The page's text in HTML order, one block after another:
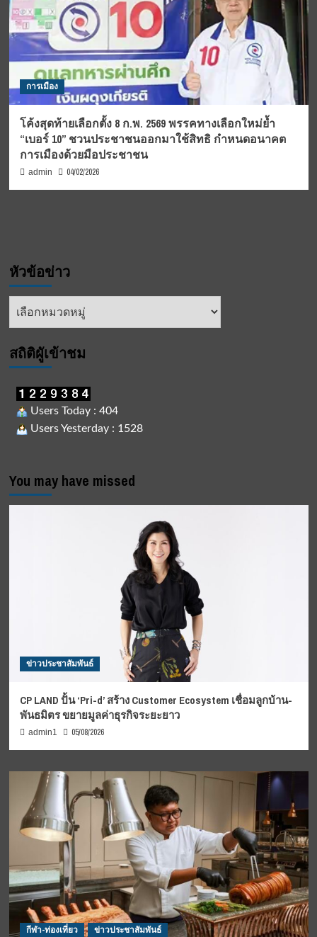
การเมือง
โค้งสุดท้ายเลือกตั้ง 8 ก.พ. 2569 พรรคทางเลือกใหม่ย้ำ
“เบอร์ 10” ชวนประชาชนออกมาใช้สิทธิ กำหนดอนาคต
การเมืองด้วยมือประชาชน
admin 04/02/2026
หัวข้อข่าว
หัวข้อ
สถิติผูัเข้าชม
Users Today : 404
Users Yesterday : 1528
You may have missed
ข่าวประชาสัมพันธ์
CP LAND ปั้น ‘Pri-d’ สร้าง Customer Ecosystem เชื่อมลูกบ้าน-
พันธมิตร ขยายมูลค่าธุรกิจระยะยาว
admin1 05/08/2026
กีฬา-ท่องเที่ยว ข่าวประชาสัมพันธ์